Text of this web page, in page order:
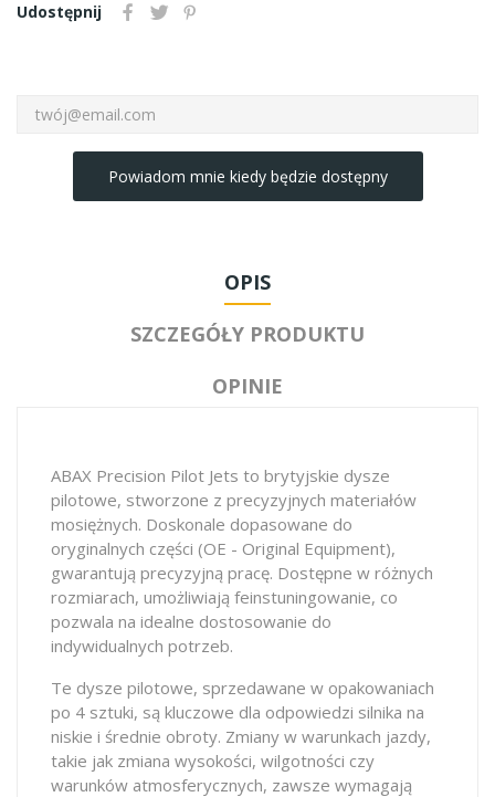
Udostępnij
Powiadom mnie kiedy będzie dostępny
OPIS
SZCZEGÓŁY PRODUKTU
OPINIE
ABAX Precision Pilot Jets to brytyjskie dysze
pilotowe, stworzone z precyzyjnych materiałów
mosiężnych. Doskonale dopasowane do
oryginalnych części (OE - Original Equipment),
gwarantują precyzyjną pracę. Dostępne w różnych
rozmiarach, umożliwiają feinstuningowanie, co
pozwala na idealne dostosowanie do
indywidualnych potrzeb.
Te dysze pilotowe, sprzedawane w opakowaniach
po 4 sztuki, są kluczowe dla odpowiedzi silnika na
niskie i średnie obroty. Zmiany w warunkach jazdy,
takie jak zmiana wysokości, wilgotności czy
warunków atmosferycznych, zawsze wymagają